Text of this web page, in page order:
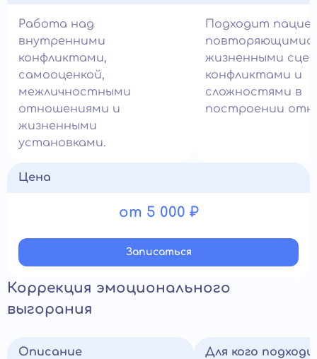
Работа над
внутренними
конфликтами,
самооценкой,
межличностными
отношениями и
жизненными
установками.
Подходит
жизненными
конфликтами и
сложностями в
построении
Цена
от 5 000 ₽
Записатьcя
Коррекция эмоционального
выгорания
Описание Для кого